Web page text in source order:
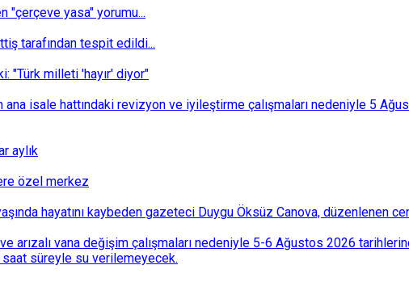
"çerçeve yasa" yorumu...
tarafından tespit edildi...
"Türk milleti 'hayır' diyor"
ana isale hattındaki revizyon ve iyileştirme çalışmaları nedeniyle 5
aylık
özel merkez
hayatını kaybeden gazeteci Duygu Öksüz Canova, düzenlenen
arızalı vana değişim çalışmaları nedeniyle 5-6 Ağustos 2026
süreyle su verilemeyecek.